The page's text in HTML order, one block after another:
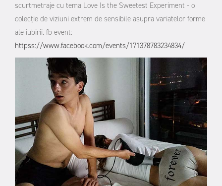
scurtmetraje cu tema Love Is the Sweetest Experiment - o
colecție de viziuni extrem de sensibile asupra variatelor forme
ale iubirii. fb event:
httpss://www.facebook.com/events/171378783234834/